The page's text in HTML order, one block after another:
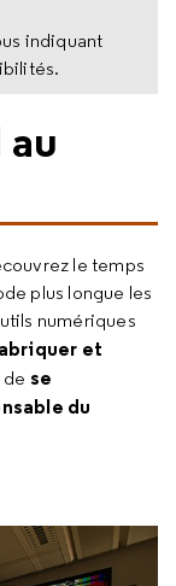
indiquant
le temps
plus longue les
numériques
et
se
du